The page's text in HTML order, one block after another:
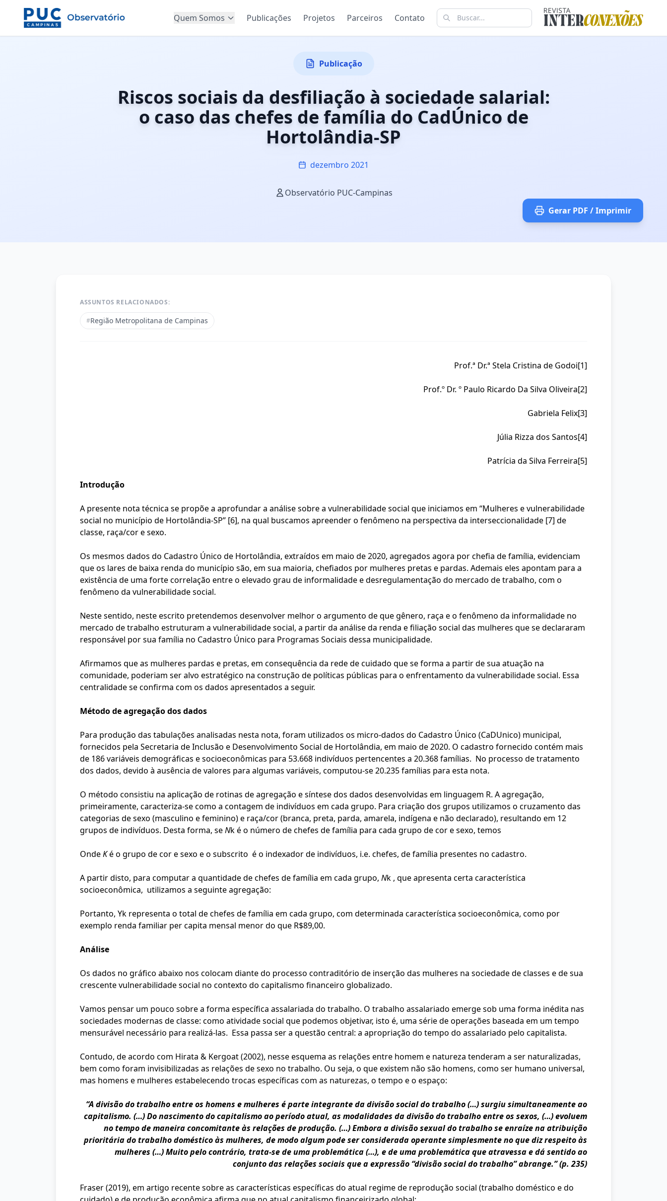
Quem Somos Publicações Projetos Parceiros Contato
Publicação
Riscos sociais da desfiliação à sociedade salarial:
o caso das chefes de família do CadÚnico de
Hortolândia-SP
dezembro 2021
Observatório PUC-Campinas
Gerar PDF / Imprimir
ASSUNTOS RELACIONADOS:
#Região Metropolitana de Campinas
Prof.ª Dr.ª Stela Cristina de Godoi[1]
Prof.º Dr. º Paulo Ricardo Da Silva Oliveira[2]
Gabriela Felix[3]
Júlia Rizza dos Santos[4]
Patrícia da Silva Ferreira[5]
Introdução
A presente nota técnica se propõe a aprofundar a análise sobre a vulnerabilidade social que iniciamos em “Mulheres e vulnerabilidade
social no município de Hortolândia-SP” [6], na qual buscamos apreender o fenômeno na perspectiva da interseccionalidade [7] de
classe, raça/cor e sexo.
Os mesmos dados do Cadastro Único de Hortolândia, extraídos em maio de 2020, agregados agora por chefia de família, evidenciam
que os lares de baixa renda do município são, em sua maioria, chefiados por mulheres pretas e pardas. Ademais eles apontam para a
existência de uma forte correlação entre o elevado grau de informalidade e desregulamentação do mercado de trabalho, com o
fenômeno da vulnerabilidade social.
Neste sentido, neste escrito pretendemos desenvolver melhor o argumento de que gênero, raça e o fenômeno da informalidade no
mercado de trabalho estruturam a vulnerabilidade social, a partir da análise da renda e filiação social das mulheres que se declararam
responsável por sua família no Cadastro Único para Programas Sociais dessa municipalidade.
Afirmamos que as mulheres pardas e pretas, em consequência da rede de cuidado que se forma a partir de sua atuação na
comunidade, poderiam ser alvo estratégico na construção de políticas públicas para o enfrentamento da vulnerabilidade social. Essa
centralidade se confirma com os dados apresentados a seguir.
Método de agregação dos dados
Para produção das tabulações analisadas nesta nota, foram utilizados os micro-dados do Cadastro Único (CaDUnico) municipal,
fornecidos pela Secretaria de Inclusão e Desenvolvimento Social de Hortolândia, em maio de 2020. O cadastro fornecido contém mais
de 186 variáveis demográficas e socioeconômicas para 53.668 indivíduos pertencentes a 20.368 famílias. No processo de tratamento
dos dados, devido à ausência de valores para algumas variáveis, computou-se 20.235 famílias para esta nota.
O método consistiu na aplicação de rotinas de agregação e síntese dos dados desenvolvidas em linguagem R. A agregação,
primeiramente, caracteriza-se como a contagem de indivíduos em cada grupo. Para criação dos grupos utilizamos o cruzamento das
categorias de sexo (masculino e feminino) e raça/cor (branca, preta, parda, amarela, indígena e não declarado), resultando em 12
grupos de indivíduos. Desta forma, seNk é o número de chefes de família para cada grupo de cor e sexo, temos
OndeKé o grupo de cor e sexo e o subscrito é o indexador de indivíduos, i.e. chefes, de família presentes no cadastro.
A partir disto, para computar a quantidade de chefes de família em cada grupo, Nk , que apresenta certa característica
socioeconômica, utilizamos a seguinte agregação:
Portanto, Yk representa o total de chefes de família em cada grupo, com determinada característica socioeconômica, como por
exemplo renda familiar per capita mensal menor do que R$89,00.
Análise
Os dados no gráfico abaixo nos colocam diante do processo contraditório de inserção das mulheres na sociedade de classes e de sua
crescente vulnerabilidade social no contexto do capitalismo financeiro globalizado.
Vamos pensar um pouco sobre a forma específica assalariada do trabalho. O trabalho assalariado emerge sob uma forma inédita nas
sociedades modernas de classe: como atividade social que podemos objetivar, isto é, uma série de operações baseada em um tempo
mensurável necessário para realizá-las. Essa passa ser a questão central: a apropriação do tempo do assalariado pelo capitalista.
Contudo, de acordo com Hirata & Kergoat (2002), nesse esquema as relações entre homem e natureza tenderam a ser naturalizadas,
bem como foram invisibilizadas as relações de sexo no trabalho. Ou seja, o que existem não são homens, como ser humano universal,
mas homens e mulheres estabelecendo trocas específicas com as naturezas, o tempo e o espaço:
“A divisão do trabalho entre os homens e mulheres é parte integrante da divisão social do trabalho (…) surgiu simultaneamente ao
capitalismo. (…) Do nascimento do capitalismo ao período atual, as modalidades da divisão do trabalho entre os sexos, (…) evoluem
no tempo de maneira concomitante às relações de produção. (…) Embora a divisão sexual do trabalho se enraíze na atribuição
prioritária do trabalho doméstico às mulheres, de modo algum pode ser considerada operante simplesmente no que diz respeito às
mulheres (…) Muito pelo contrário, trata-se de uma problemática (…), e de uma problemática que atravessa e dá sentido ao
conjunto das relações sociais que a expressão “divisão social do trabalho” abrange.” (p. 235)
Fraser (2019), em artigo recente sobre as características específicas do atual regime de reprodução social (trabalho doméstico e do